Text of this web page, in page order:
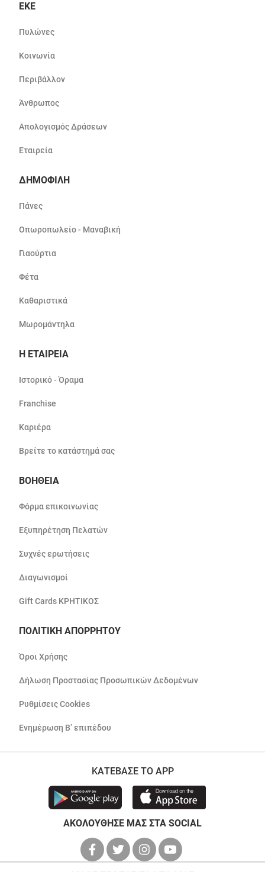
ΕΚΕ
Πυλώνες
Κοινωνία
Περιβάλλον
Άνθρωπος
Απολογισμός Δράσεων
Εταιρεία
ΔΗΜΟΦΙΛΗ
Πάνες
Οπωροπωλείο - Μαναβική
Γιαούρτια
Φέτα
Καθαριστικά
Μωρομάντηλα
Η ΕΤΑΙΡΕΙΑ
Ιστορικό - Όραμα
Franchise
Καριέρα
Βρείτε το κατάστημά σας
ΒΟΗΘΕΙΑ
Φόρμα επικοινωνίας
Εξυπηρέτηση Πελατών
Συχνές ερωτήσεις
Διαγωνισμοί
Gift Cards ΚΡΗΤΙΚΟΣ
ΠΟΛΙΤΙΚΗ ΑΠΟΡΡΗΤΟΥ
Όροι Χρήσης
Δήλωση Προστασίας Προσωπικών Δεδομένων
Ρυθμίσεις Cookies
Ενημέρωση Β’ επιπέδου
ΚΑΤΕΒΑΣΕ ΤΟ APP
ΑΚΟΛΟΥΘΗΣΕ ΜΑΣ ΣΤΑ SOCIAL